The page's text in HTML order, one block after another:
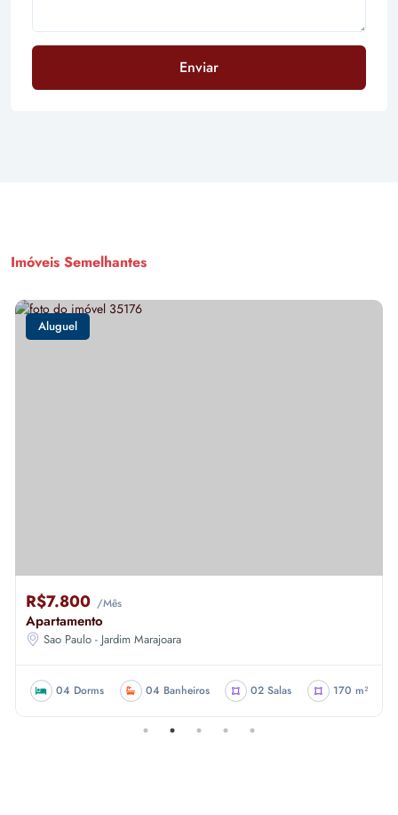
Enviar
Imóveis Semelhantes
Aluguel
R$7.800 /Mês
Apartamento
Sao Paulo - Jardim Marajoara
04 Dorms 04 Banheiros 02 Salas 170 m²